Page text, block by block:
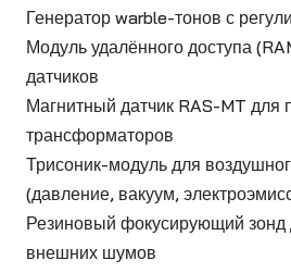
Генератор warble-тонов с
Модуль удалённого доступа
датчиков
Магнитный датчик RAS-MT для
трансформаторов
Трисоник-модуль для
(давление, вакуум,
Резиновый фокусирующий зонд
внешних шумов